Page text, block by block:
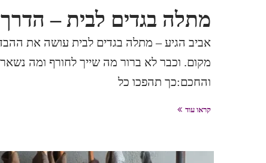
מתלה בגדים לבית –
אביב הגיע – מתלה בגדים לבית עושה את
מקום. וכבר לא ברור מה שייך לחורף ומה
והחכם:כך תהפכו כל
קראו עוד